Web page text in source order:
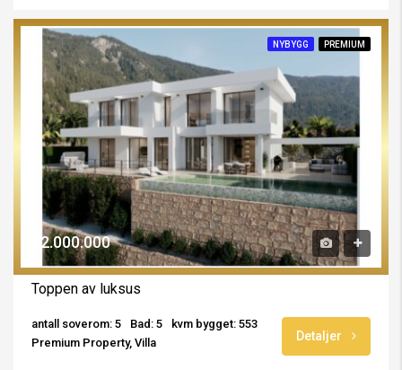
NYBYGG PREMIUM
€2.000.000
Toppen av luksus
antall soverom: 5 Bad: 5
kvm bygget: 553
Premium Property, Villa
Detaljer